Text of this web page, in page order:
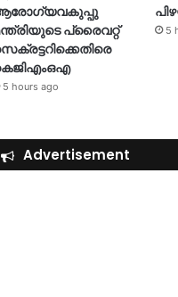
പ്രൈവറ്റ്
5 hours ago
5
Advertisement